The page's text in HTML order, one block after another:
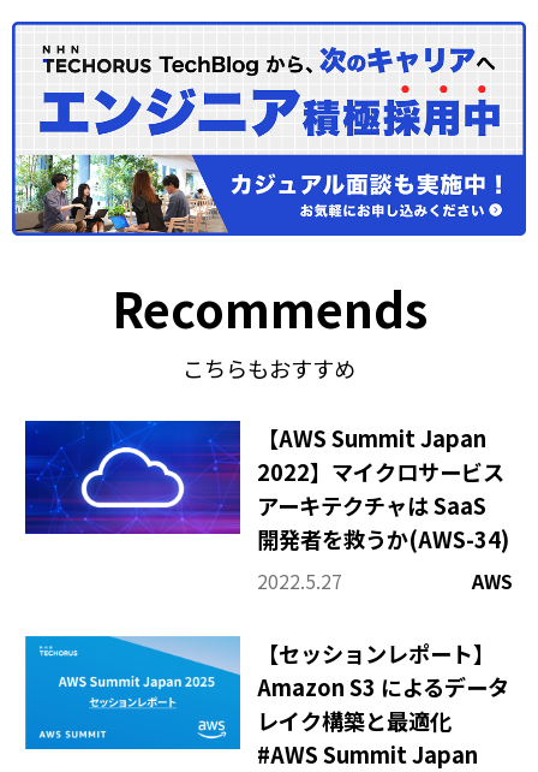
Recommends
こちらもおすすめ
【AWS Summit Japan
2022】マイクロサービス
アーキテクチャは SaaS
開発者を救うか(AWS-34)
2022.5.27 AWS
【セッションレポート】
Amazon S3 によるデータ
レイク構築と最適化
#AWS Summit Japan